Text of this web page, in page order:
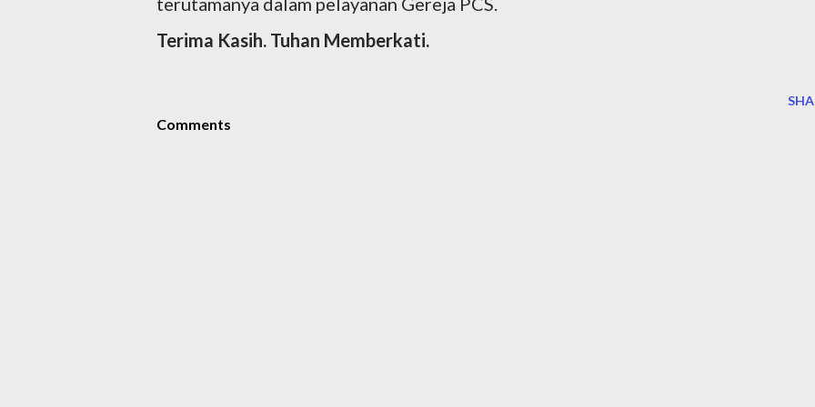
Terima Kasih. Tuhan Memberkati.
Comments